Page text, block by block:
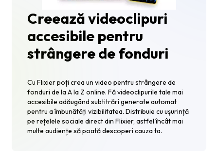
Creează videoclipuri
accesibile pentru
strângere de fonduri
Cu Flixier poți crea un video pentru strângere de
fonduri de la A la Z online. Fă videoclipurile tale mai
accesibile adăugând subtitrări generate automat
pentru a îmbunătăți vizibilitatea. Distribuie cu ușurință
pe rețelele sociale direct din Flixier, astfel încât mai
multe audiențe să poată descoperi cauza ta.